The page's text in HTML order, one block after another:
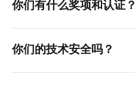
你们有什么奖项和认证？
你们的技术安全吗？